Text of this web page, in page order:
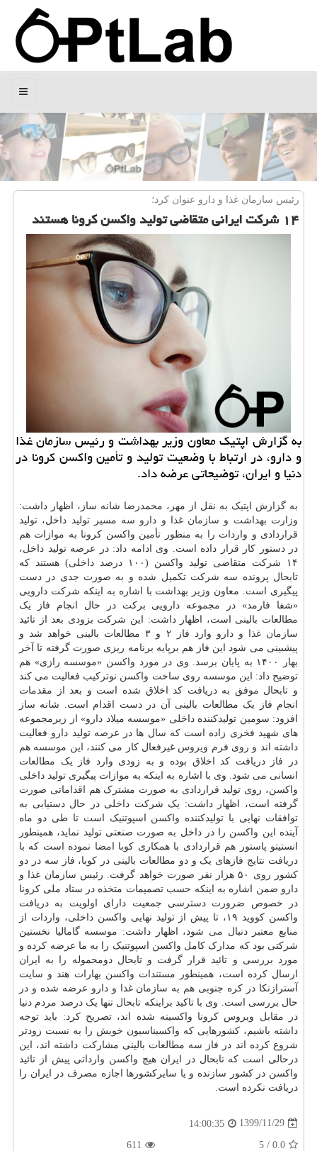
منو
رئیس سازمان غذا و دارو عنوان كرد؛
۱۴ شركت ایرانی متقاضی تولید واكسن كرونا هستند
به گزارش اپتیک معاون وزیر بهداشت و رئیس سازمان غذا
و دارو، در ارتباط با وضعیت تولید و تأمین واکسن کرونا در
دنیا و ایران، توضیحاتی عرضه داد.
به گزارش اپتیک به نقل از مهر، محمدرضا شانه ساز، اظهار داشت:
وزارت بهداشت و سازمان غذا و دارو سه مسیر تولید داخل، تولید
قراردادی و واردات را به منظور تأمین واکسن کرونا به موازات هم
در دستور کار قرار داده است. وی ادامه داد: در عرصه تولید داخل،
۱۴ شرکت متقاضی تولید واکسن (۱۰۰ درصد داخلی) هستند که
تابحال پرونده سه شرکت تکمیل شده و به صورت جدی در دست
پیگیری است. معاون وزیر بهداشت با اشاره به اینکه شرکت دارویی
«شفا فارمد» در مجموعه دارویی برکت در حال انجام فاز یک
مطالعات بالینی است، اظهار داشت: این شرکت بزودی بعد از تائید
سازمان غذا و دارو
وارد فاز ۲ و ۳ مطالعات بالینی خواهد شد و
پیشبینی می شود این فاز هم برپایه برنامه ریزی صورت گرفته تا آخر
بهار ۱۴۰۰ به پایان برسد. وی در مورد واکسن «موسسه رازی» هم
توضیح داد: این موسسه روی ساخت واکسن نوترکیب فعالیت می کند
و تابحال موفق به دریافت کد اخلاق شده است و بعد از مقدمات
انجام فاز یک مطالعات بالینی آن در دست اقدام است. شانه ساز
افزود: سومین تولیدکننده داخلی «موسسه میلاد دارو» از زیرمجموعه
های شهید فخری زاده است که سال ها در عرصه تولید دارو فعالیت
داشته اند و روی فرم ویروس غیرفعال کار می کنند، این موسسه هم
در فاز دریافت کد اخلاق بوده و به زودی وارد فاز یک مطالعات
انسانی می شود. وی با اشاره به اینکه به موازات پیگیری تولید داخلی
واکسن، روی تولید قراردادی به صورت مشترک هم اقداماتی صورت
گرفته است، اظهار داشت: یک شرکت داخلی در حال دستیابی به
توافقات نهایی با تولیدکننده واکسن اسپوتنیک است تا طی دو ماه
آینده این واکسن را در داخل به صورت صنعتی تولید نماید، همینطور
انستیتو پاستور هم قراردادی با همکاری کوبا امضا نموده است که با
دریافت نتایج فازهای یک و دو مطالعات بالینی در کوبا، فاز سه در دو
کشور روی ۵۰ هزار نفر صورت خواهد گرفت. رئیس سازمان غذا و
دارو ضمن اشاره به اینکه حسب تصمیمات متخذه در ستاد ملی کرونا
در خصوص ضرورت دسترسی جمعیت دارای اولویت به دریافت
واکسن کووید ۱۹، تا پیش از تولید نهایی واکسن داخلی، واردات از
منابع معتبر دنبال می شود، اظهار داشت: موسسه گامالیا نخستین
شرکتی بود که مدارک کامل واکسن اسپوتنیک را به ما عرضه کرده و
مورد بررسی و تائید قرار گرفت و تابحال دومحموله را به ایران
ارسال کرده است، همینطور مستندات واکسن بهارات هند و سایت
آسترازنکا در کره جنوبی هم به سازمان غذا و دارو عرضه شده و در
حال بررسی است. وی با تاکید براینکه تابحال تنها یک درصد مردم دنیا
در مقابل ویروس کرونا واکسینه شده اند، تصریح کرد: باید توجه
داشته باشیم، کشورهایی که واکسیناسیون خویش را به نسبت زودتر
شروع کرده اند در فاز سه مطالعات بالینی مشارکت داشته اند، این
درحالی است که تابحال در ایران هیچ واکسن وارداتی پیش از تائید
واکسن در کشور سازنده و یا سایرکشورها اجازه مصرف در ایران را
دریافت نکرده است.
1399/11/29
14:00:35
0.0
/
5
611